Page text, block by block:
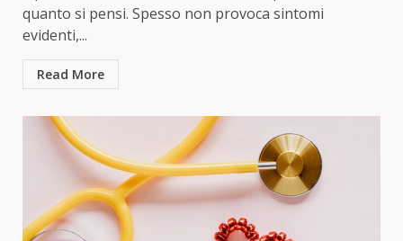
quanto si pensi. Spesso non provoca sintomi
evidenti,...
Read More